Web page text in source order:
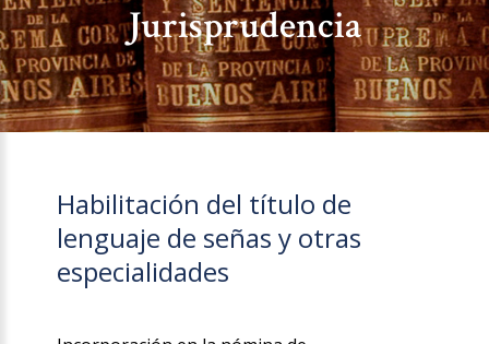
Jurisprudencia
Habilitación del título de
lenguaje de señas y otras
especialidades